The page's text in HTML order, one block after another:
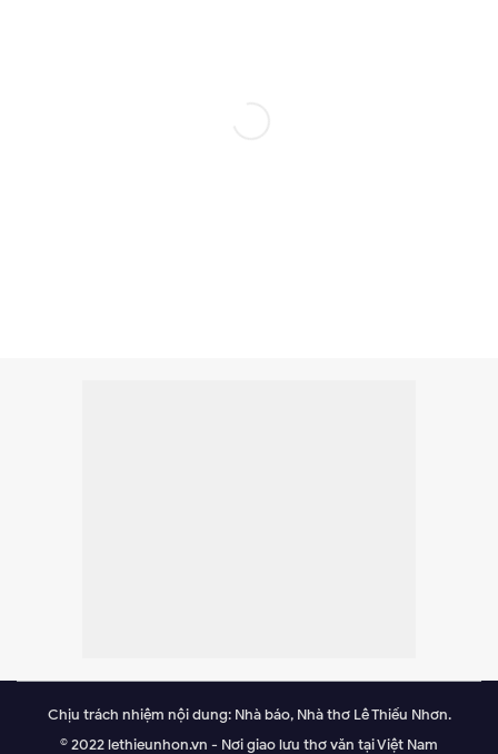
Chịu trách nhiệm nội dung: Nhà báo, Nhà thơ Lê Thiếu Nhơn.
© 2022 lethieunhon.vn - Nơi giao lưu thơ văn tại Việt Nam